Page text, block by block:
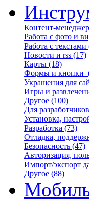
Контент-
Работа с фото и
Работа с текстами
Новости и rss (17)
Карты (18)
Формы и кнопки
Украшения для
Игры и
Другое (100)
Для разработчиков
Установка,
Разработка (73)
Отладка,
Безопасность (47)
Авторизация,
Импорт/экспорт
Другое (88)